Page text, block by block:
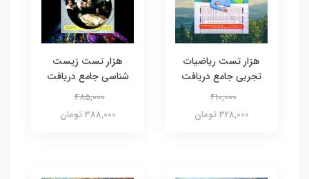
هزار تست ریاضیات
تجربی جامع دریافت
410,000
328,000 تومان
هزار تست زیست
شناسی جامع دریافت
485,000
388,000 تومان